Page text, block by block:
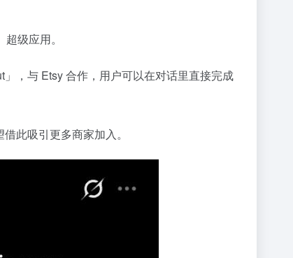
级应用。
，与 Etsy 合作，用户可以在对话里直接完成
此吸引更多商家加入。